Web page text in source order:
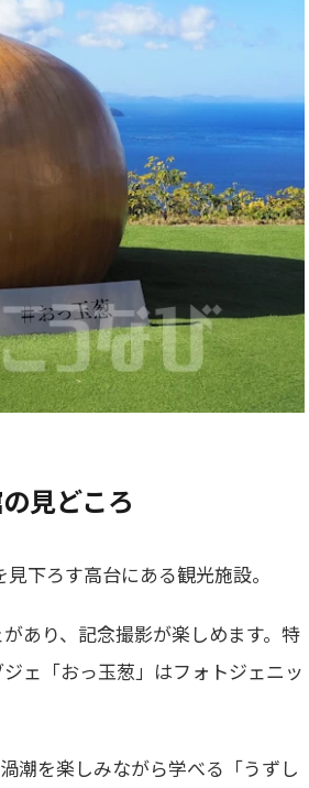
見どころ
下ろす高台にある観光施設。
あり、記念撮影が楽しめます。特
ェ「おっ玉葱」はフォトジェニッ
潮を楽しみながら学べる「うずし